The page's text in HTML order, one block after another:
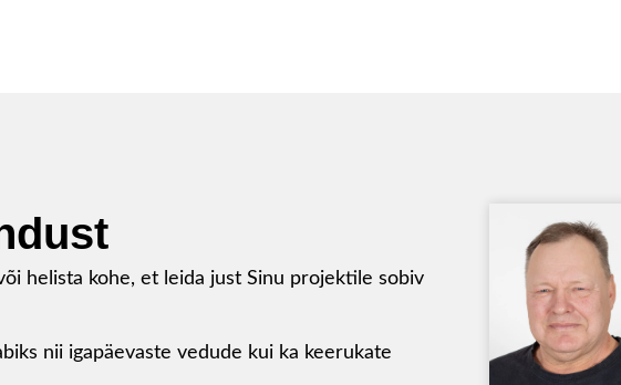
helista kohe, et leida just Sinu projektile sobiv
nii igapäevaste vedude kui ka keerukate